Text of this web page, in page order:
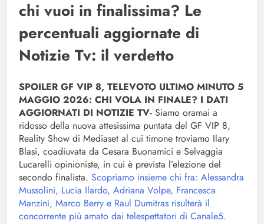
chi vuoi in finalissima? Le
percentuali aggiornate di
Notizie Tv: il verdetto
SPOILER GF VIP 8, TELEVOTO ULTIMO MINUTO 5
MAGGIO 2026: CHI VOLA IN FINALE? I DATI
AGGIORNATI DI NOTIZIE TV- Siamo oramai a
ridosso della nuova attesissima puntata del GF VIP 8,
Reality Show di Mediaset al cui timone troviamo Ilary
Blasi, coadiuvata da Cesara Buonamici e Selvaggia
Lucarelli opinioniste, in cui è prevista l’elezione del
secondo finalista. Scopriamo insieme chi fra: Alessandra
Mussolini, Lucia Ilardo, Adriana Volpe, Francesca
Manzini, Marco Berry e Raul Dumitras risulterà il
concorrente più amato dai telespettatori di Canale5.